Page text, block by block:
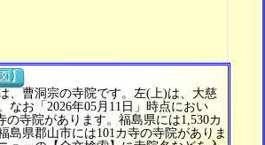
】
、曹洞宗の寺院です。左(上)は、大慈
なお「2026年05月11日」時点におい
の寺院があります。福島県には1,530カ
島県郡山市には101カ寺の寺院がありま